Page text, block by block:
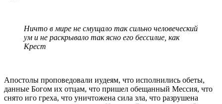
Ничто в мире не смущало так сильно человеческий
ум и не раскрывало так ясно его бессилие, как
Крест
Апостолы проповедовали иудеям, что исполнились обеты,
данные Богом их отцам, что пришел обещанный Мессия, что
снято иго греха, что уничтожена сила зла, что разрушена